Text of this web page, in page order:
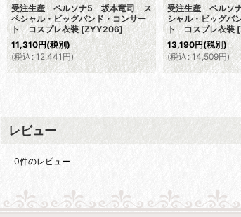
受注生産 ペルソナ5 坂本竜司 ス
ペシャル・ビッグバンド・コンサー
ト コスプレ衣装 [ZYY206]
11,310円(税別)
(税込 : 12,441円)
受注生産 ペル
シャル・ビッグバ
ト コスプレ衣装 [
13,190円(税別)
(税込 : 14,509円)
レビュー
0件のレビュー